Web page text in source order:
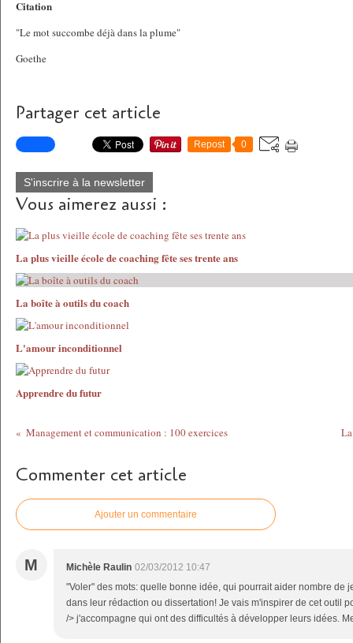
Citation
"Le mot succombe déjà dans la plume"
Goethe
Partager cet article
Repost 0
S'inscrire à la newsletter
Vous aimerez aussi :
La plus vieille école de coaching fête ses trente ans
La boîte à outils du coach
L'amour inconditionnel
Apprendre du futur
Management et communication : 100 exercices
Commenter cet article
Ajouter un commentaire
M Michèle Raulin 02/03/2012 10:47
"Voler" des mots: quelle bonne idée, qui pourrait aider nombre de
dans leur rédaction ou dissertation! Je vais m'inspirer de cet outil
/> j'accompagne qui ont des difficultés à développer leurs idées.